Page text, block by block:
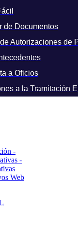
de Documentos
Autorizaciones de
a Oficios
a la Tramitación
-
-
Web